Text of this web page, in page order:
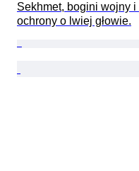
Sekhmet, bogini wojny i
ochrony o lwiej głowie.